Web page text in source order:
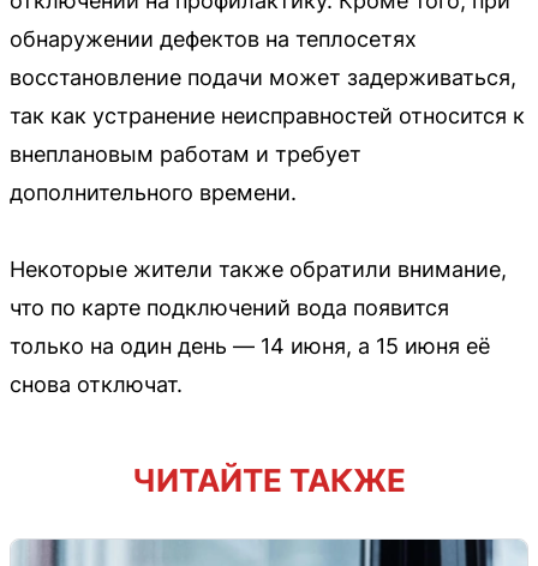
обнаружении дефектов на теплосетях
восстановление подачи может задерживаться,
так как устранение неисправностей относится к
внеплановым работам и требует
дополнительного времени.
Некоторые жители также обратили внимание,
что по карте подключений вода появится
только на один день — 14 июня, а 15 июня её
снова отключат.
ЧИТАЙТЕ ТАКЖЕ